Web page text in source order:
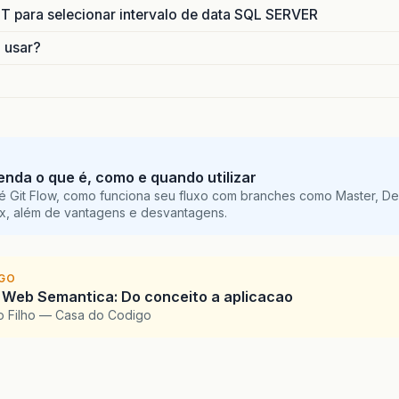
para selecionar intervalo de data SQL SERVER
o que é, como e quando utilizar
Git Flow, como funciona seu fluxo com branches como Master,
além de vantagens e desvantagens.
Semantica: Do conceito a aplicacao
Filho — Casa do Codigo